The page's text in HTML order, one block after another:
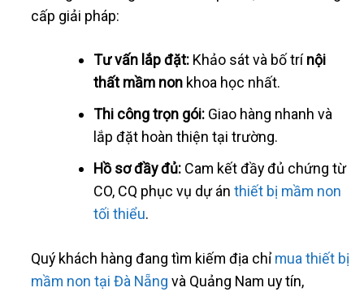
cấp giải pháp:
Tư vấn lắp đặt: Khảo sát và bố trínội
thất mầm non khoa học nhất.
Thi công trọn gói: Giao hàng nhanh và
lắp đặt hoàn thiện tại trường.
Hồ sơ đầy đủ: Cam kết đầy đủ chứng từ
CO, CQ phục vụ dự ánthiết bị mầm non
tối thiểu.
Quý khách hàng đang tìm kiếm địa chỉ mua thiết bị
mầm non tại Đà Nẵng và Quảng Nam uy tín,